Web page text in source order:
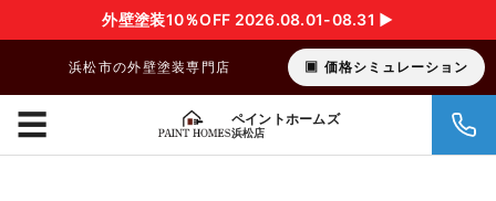
外壁塗装10％OFF 2026.08.01-08.31 ▶︎
浜松市の外壁塗装専門店 価格シミュレーション
ペイントホームズ
浜松店
☰